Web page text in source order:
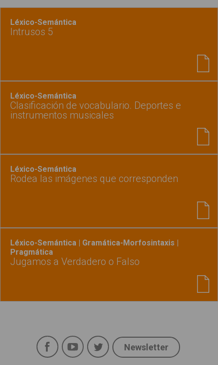
Léxico-Semántica
Intrusos 5
Léxico-Semántica
Clasificación de vocabulario. Deportes e
instrumentos musicales
Léxico-Semántica
Rodea las imágenes que corresponden
Léxico-Semántica | Gramática-Morfosintaxis |
Pragmática
Jugamos a Verdadero o Falso
Social
FacebookYouTubeTwitter
Newsletter